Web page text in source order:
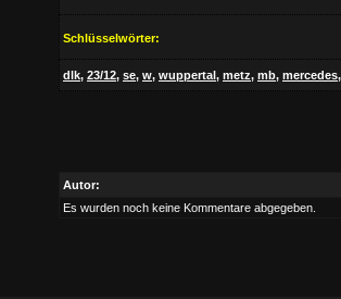
Schlüsselwörter:
dlk, 23/12, se, w, wuppertal, metz, mb, mercedes
Autor:
Es wurden noch keine Kommentare abgegeben.